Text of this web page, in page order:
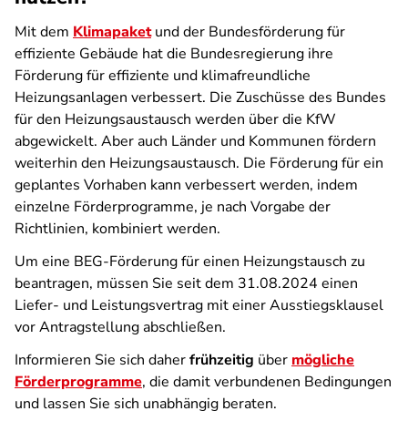
Mit dem Klimapaketund der Bundesförderung für
effiziente Gebäude hat die Bundesregierung ihre
Förderung für effiziente und klimafreundliche
Heizungsanlagen verbessert. Die Zuschüsse des Bundes
für den Heizungsaustausch werden über die KfW
abgewickelt. Aber auch Länder und Kommunen fördern
weiterhin den Heizungsaustausch. Die Förderung für ein
geplantes Vorhaben kann verbessert werden, indem
einzelne Förderprogramme, je nach Vorgabe der
Richtlinien, kombiniert werden.
Um eine BEG-Förderung für einen Heizungstausch zu
beantragen, müssen Sie seit dem 31.08.2024 einen
Liefer- und Leistungsvertrag mit einer Ausstiegsklausel
vor Antragstellung abschließen.
Informieren Sie sich daherfrühzeitig über mögliche
Förderprogramme, die damit verbundenen Bedingungen
und lassen Sie sich unabhängig beraten.